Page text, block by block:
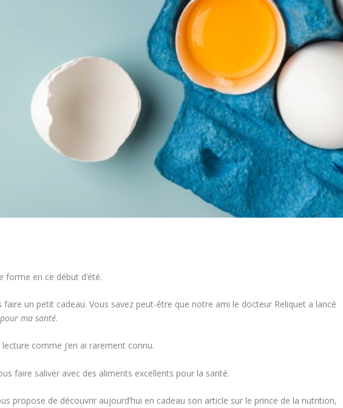
forme en ce début d’été.
faire un petit cadeau. Vous savez peut-être que notre ami le docteur Reliquet a lancé
ma santé.
comme j’en ai rarement connu.
faire saliver avec des aliments excellents pour la santé.
propose de découvrir aujourd’hui en cadeau son article sur le prince de la nutrition,